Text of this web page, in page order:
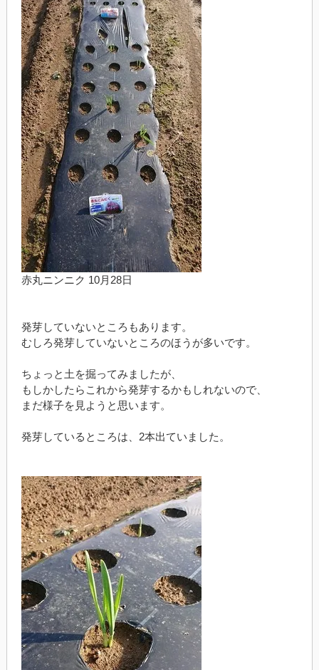
赤丸ニンニク 10月28日
発芽していないところもあります。
むしろ発芽していないところのほうが多いです。
ちょっと土を掘ってみましたが、
もしかしたらこれから発芽するかもしれないので、
まだ様子を見ようと思います。
発芽しているところは、2本出ていました。